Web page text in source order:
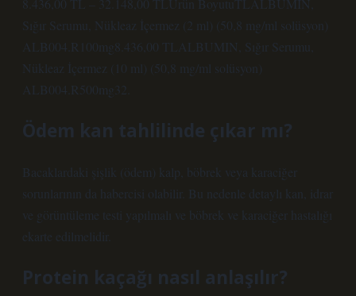
8.436,00 TL – 32.148,00 TLÜrün BoyutuTLALBUMIN,
Sığır Serumu, Nükleaz İçermez (2 ml) (50,8 mg/ml solüsyon)
ALB004.R100mg8.436,00 TLALBUMIN, Sığır Serumu,
Nükleaz İçermez (10 ml) (50,8 mg/ml solüsyon)
ALB004.R500mg32.
Ödem kan tahlilinde çıkar mı?
Bacaklardaki şişlik (ödem) kalp, böbrek veya karaciğer
sorunlarının da habercisi olabilir. Bu nedenle detaylı kan, idrar
ve görüntüleme testi yapılmalı ve böbrek ve karaciğer hastalığı
ekarte edilmelidir.
Protein kaçağı nasıl anlaşılır?